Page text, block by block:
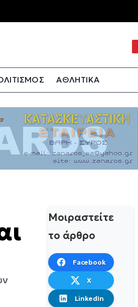
ΑΘΛΗΤΙΚΑ
Μοιραστείτε
το άρθρο
Facebook
X
LinkedIn